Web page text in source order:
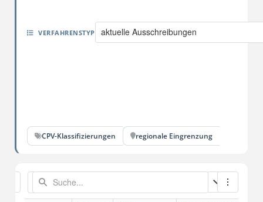
VERFAHRENSTYP aktuelle Ausschreibungen
CPV-Klassifizierungen regionale Eingrenzung